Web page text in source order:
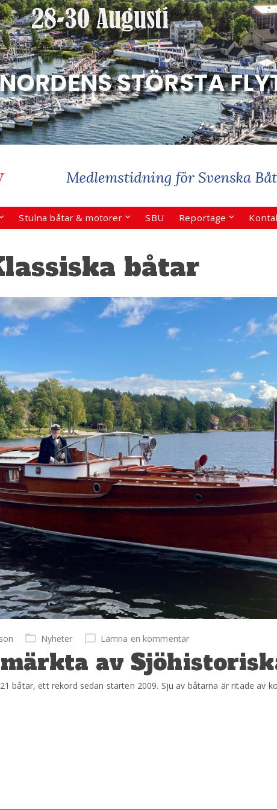
Stulna båtar & motorer SBU Reportage
båtar
Nyheter Lämna en kommentar
av
båtar, ett rekord sedan starten 2009. Sju av båtarna är ritade av